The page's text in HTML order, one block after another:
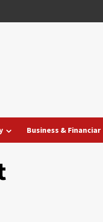
Business & Financiar